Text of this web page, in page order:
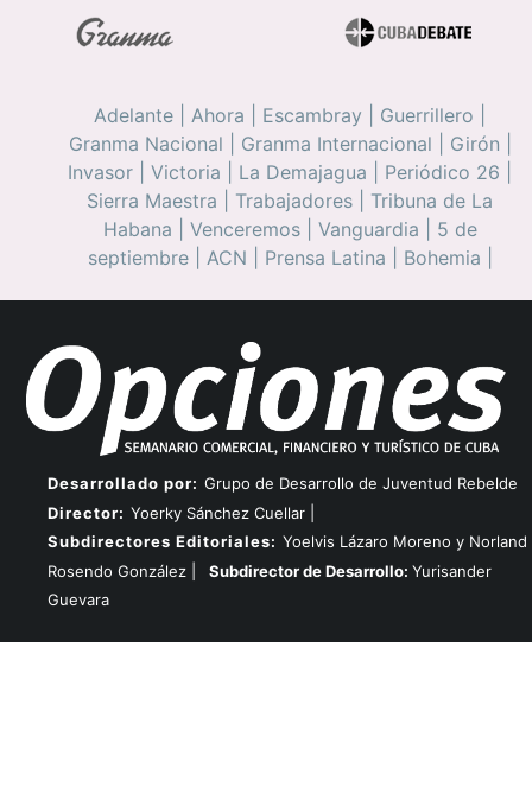
Adelante Ahora Escambray Guerrillero
Granma Nacional
Granma Internacional Girón
Invasor
Victoria La Demajagua Periódico 26
Sierra Maestra
Trabajadores
Tribuna de La
Habana
Venceremos| Vanguardia
5 de
septiembre| ACN Prensa Latina Bohemia
Desarrollado por: Grupo de Desarrollo de Juventud Rebelde
Director: Yoerky Sánchez Cuellar |
Subdirectores Editoriales: Yoelvis Lázaro Moreno y Norland
Rosendo González |
Subdirector de Desarrollo: Yurisander
Guevara